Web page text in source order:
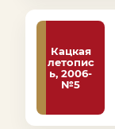
Кацкая
летопис
ь, 2006-
№5